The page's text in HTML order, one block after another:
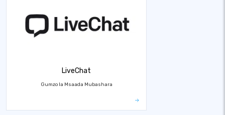
LiveChat
Gumzo la Msaada Mubashara